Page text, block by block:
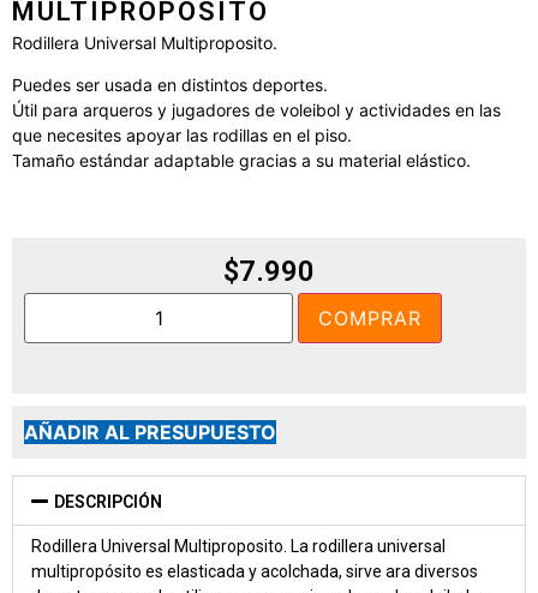
MULTIPROPOSITO
Rodillera Universal Multiproposito.
Puedes ser usada en distintos deportes.
Útil para arqueros y jugadores de voleibol y actividades en las
que necesites apoyar las rodillas en el piso.
Tamaño estándar adaptable gracias a su material elástico.
$7.990
COMPRAR
AÑADIR AL PRESUPUESTO
DESCRIPCIÓN
Rodillera Universal Multiproposito. La rodillera universal
multipropósito es elasticada y acolchada, sirve ara diversos